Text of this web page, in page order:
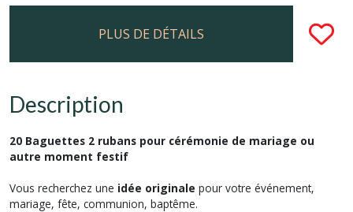
PLUS DE DÉTAILS
Description
20 Baguettes 2 rubans pour cérémonie de mariage ou
autre moment festif
Vous recherchez une idée originale pour votre événement,
mariage, fête, communion, baptême.